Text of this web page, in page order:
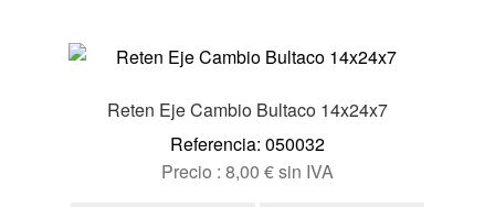
Reten Eje Cambio Bultaco 14x24x7
Referencia: 050032
Precio : 8,00 €sin IVA